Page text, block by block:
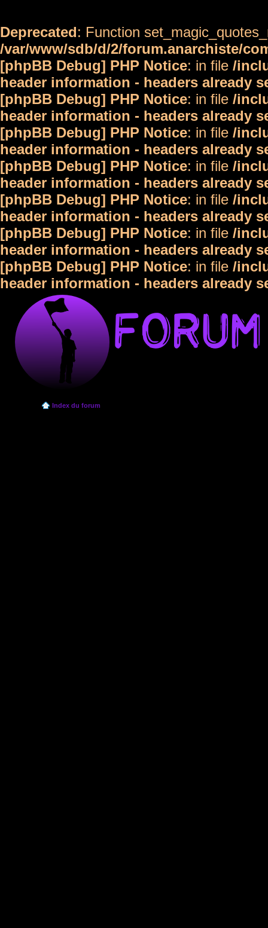
Deprecated: Function
/var/www/sdb/d/2/forum.anarchiste/
[phpBB Debug] PHP Notice: in file /
header information - headers already
[phpBB Debug] PHP Notice: in file /
header information - headers already
[phpBB Debug] PHP Notice: in file /
header information - headers already
[phpBB Debug] PHP Notice: in file /
header information - headers already
[phpBB Debug] PHP Notice: in file /
header information - headers already
[phpBB Debug] PHP Notice: in file /
header information - headers already
[phpBB Debug] PHP Notice: in file /
header information - headers already
Index du forum